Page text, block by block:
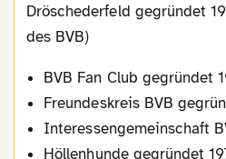
Dröschederfeld gegründet
des BVB)
BVB Fan Club gegründet
Freundeskreis BVB
Interessengemeinschaft
Höllenhunde gegründet